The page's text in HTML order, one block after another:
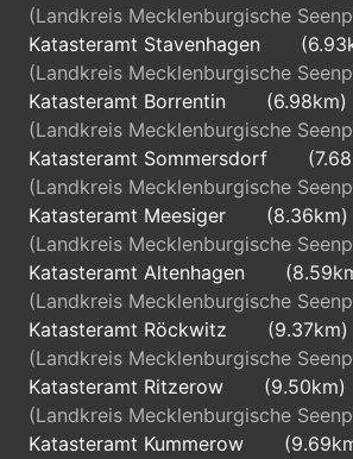
(Landkreis Mecklenburgische
Katasteramt Stavenhagen
(Landkreis Mecklenburgische
Katasteramt Borrentin
(6.98km)
(Landkreis Mecklenburgische
Katasteramt Sommersdorf
(Landkreis Mecklenburgische
Katasteramt Meesiger
(8.36km)
(Landkreis Mecklenburgische
Katasteramt Altenhagen
(Landkreis Mecklenburgische
Katasteramt Röckwitz
(9.37km)
(Landkreis Mecklenburgische
Katasteramt Ritzerow
(9.50km)
(Landkreis Mecklenburgische
Katasteramt Kummerow